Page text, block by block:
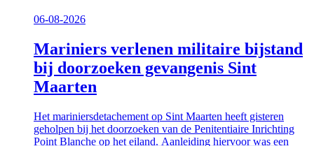
06-08-2026
Mariniers verlenen militaire bijstand
bij doorzoeken gevangenis Sint
Maarten
Het mariniersdetachement op Sint Maarten heeft gisteren
geholpen bij het doorzoeken van de Penitentiaire Inrichting
Point Blanche op het eiland. Aanleiding hiervoor was een